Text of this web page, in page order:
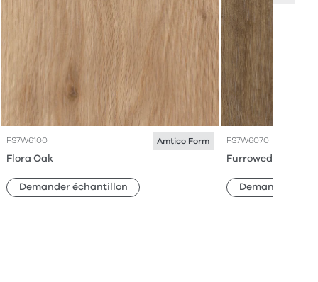
FS7W6100 Amtico Form
Flora Oak
Demander échantillon
FS7W6070
Furrowed Oak
Demander